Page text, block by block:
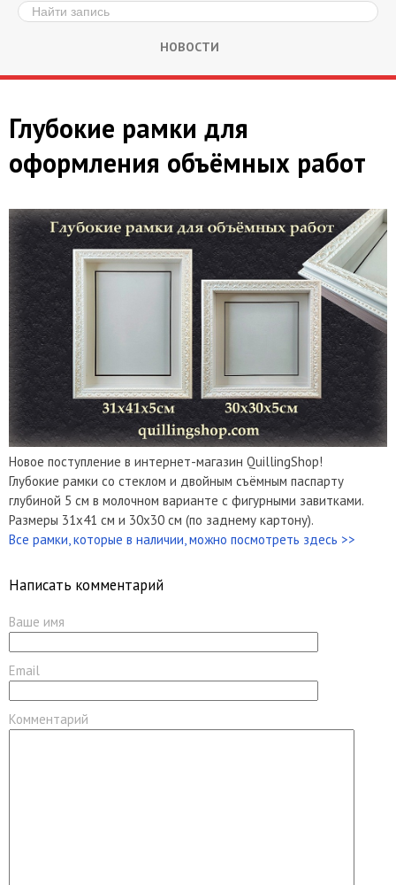
НОВОСТИ
Глубокие рамки для
оформления объёмных работ
Новое поступление в интернет-магазин QuillingShop!
Глубокие рамки со стеклом и двойным съёмным паспарту
глубиной 5 см в молочном варианте с фигурными завитками.
Размеры 31х41 см и 30х30 см (по заднему картону).
Все рамки, которые в наличии, можно посмотреть здесь >>
Написать комментарий
Ваше имя
Email
Комментарий